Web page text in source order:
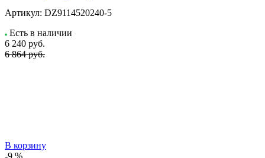
Артикул: DZ9114520240-5
Есть в наличии
6 240 руб.
6 864 руб.
В корзину
-9 %